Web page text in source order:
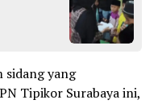
sidang yang
Tipikor Surabaya ini,